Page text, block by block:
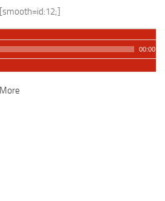
[smooth=id:12;]
00:00
More